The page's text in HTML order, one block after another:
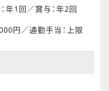
1回／賞与：年2回
円／通勤手当：上限